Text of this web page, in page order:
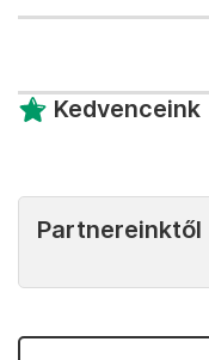
Kedvenceink
Partnereinktől